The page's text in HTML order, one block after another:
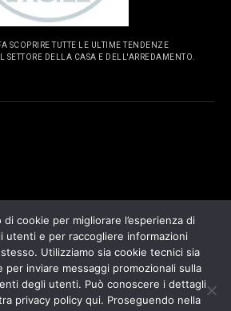
SCOPRIRE TUTTE LE ULTIME TENDENZE
SETTORE DELLA CASA E DELL'ARREDAMENTO.
cookie per migliorare l’esperienza di
utenti e per raccogliere informazioni
Utilizziamo sia cookie tecnici sia
inviare messaggi promozionali sulla
degli utenti. Può conoscere i dettagli
privacy policy qui. Proseguendo nella